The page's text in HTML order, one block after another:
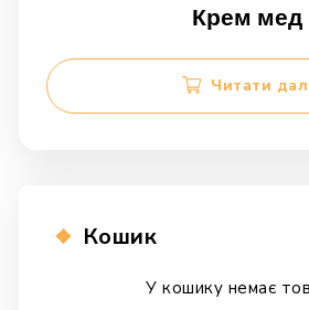
Крем мед
Читати
Кошик
У кошику немає